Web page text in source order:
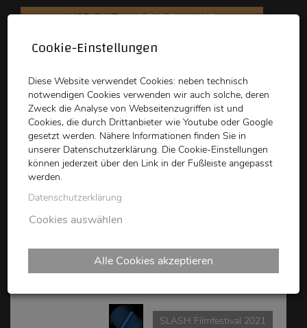
VOD CLUBKINO FÜR ZUHAUSE
schikaneder
Top Kino
schikaneder CLUB
SLASH MUSIC NIGHT:
RECORDS FOR CRAZIES
SLASH Filmfestival 2021
Cookie-Einstellungen
Diese Website verwendet Cookies: neben technisch
notwendigen Cookies verwenden wir auch solche, deren
Zweck die Analyse von Webseitenzugriffen ist und
Cookies, die durch Drittanbieter wie Youtube oder Google
gesetzt werden. Nähere Informationen finden Sie in
unserer Datenschutzerklärung. Die Cookie-Einstellungen
können jederzeit über den Link in der Fußleiste angepasst
werden.
Datenschutzerklärung
Cookies auswählen
Alle Cookies akzeptieren